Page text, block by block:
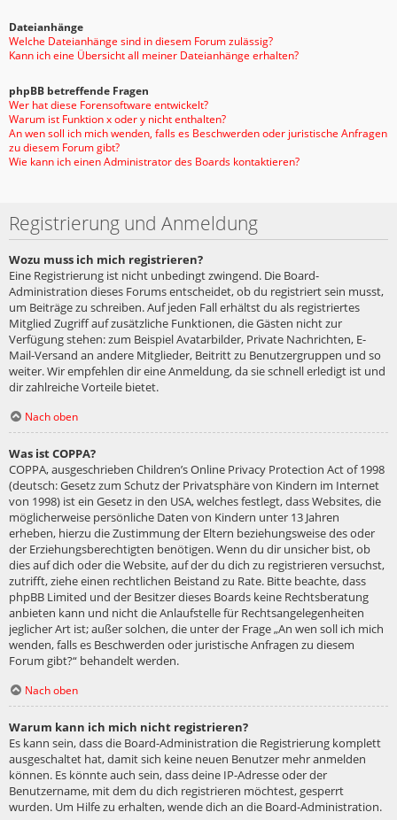
Dateianhänge
Welche Dateianhänge sind in diesem Forum zulässig?
Kann ich eine Übersicht all meiner Dateianhänge erhalten?
phpBB betreffende Fragen
Wer hat diese Forensoftware entwickelt?
Warum ist Funktion x oder y nicht enthalten?
An wen soll ich mich wenden, falls es Beschwerden oder juristische Anfragen
zu diesem Forum gibt?
Wie kann ich einen Administrator des Boards kontaktieren?
Registrierung und Anmeldung
Wozu muss ich mich registrieren?
Eine Registrierung ist nicht unbedingt zwingend. Die Board-
Administration dieses Forums entscheidet, ob du registriert sein musst,
um Beiträge zu schreiben. Auf jeden Fall erhältst du als registriertes
Mitglied Zugriff auf zusätzliche Funktionen, die Gästen nicht zur
Verfügung stehen: zum Beispiel Avatarbilder, Private Nachrichten, E-
Mail-Versand an andere Mitglieder, Beitritt zu Benutzergruppen und so
weiter. Wir empfehlen dir eine Anmeldung, da sie schnell erledigt ist und
dir zahlreiche Vorteile bietet.
Nach oben
Was ist COPPA?
COPPA, ausgeschrieben Children’s Online Privacy Protection Act of 1998
(deutsch: Gesetz zum Schutz der Privatsphäre von Kindern im Internet
von 1998) ist ein Gesetz in den USA, welches festlegt, dass Websites, die
möglicherweise persönliche Daten von Kindern unter 13 Jahren
erheben, hierzu die Zustimmung der Eltern beziehungsweise des oder
der Erziehungsberechtigten benötigen. Wenn du dir unsicher bist, ob
dies auf dich oder die Website, auf der du dich zu registrieren versuchst,
zutrifft, ziehe einen rechtlichen Beistand zu Rate. Bitte beachte, dass
phpBB Limited und der Besitzer dieses Boards keine Rechtsberatung
anbieten kann und nicht die Anlaufstelle für Rechtsangelegenheiten
jeglicher Art ist; außer solchen, die unter der Frage „An wen soll ich mich
wenden, falls es Beschwerden oder juristische Anfragen zu diesem
Forum gibt?“ behandelt werden.
Nach oben
Warum kann ich mich nicht registrieren?
Es kann sein, dass die Board-Administration die Registrierung komplett
ausgeschaltet hat, damit sich keine neuen Benutzer mehr anmelden
können. Es könnte auch sein, dass deine IP-Adresse oder der
Benutzername, mit dem du dich registrieren möchtest, gesperrt
wurden. Um Hilfe zu erhalten, wende dich an die Board-Administration.